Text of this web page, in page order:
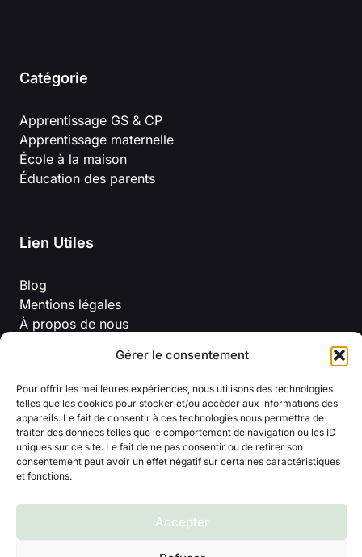
Gérer le consentement
Pour offrir les meilleures expériences, nous utilisons des technologies
telles que les cookies pour stocker et/ou accéder aux informations des
appareils. Le fait de consentir à ces technologies nous permettra de
traiter des données telles que le comportement de navigation ou les ID
uniques sur ce site. Le fait de ne pas consentir ou de retirer son
consentement peut avoir un effet négatif sur certaines caractéristiques
et fonctions.
Accepter
Catégorie
Apprentissage GS & CP
Apprentissage maternelle
École à la maison
Éducation des parents
Lien Utiles
Blog
Mentions légales
À propos de nous
Conditions Générales D’Utilisation